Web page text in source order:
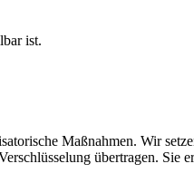
ist.
Maßnahmen. Wir
übertragen. Sie